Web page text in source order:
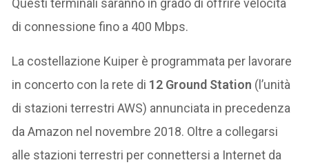
di connessione fino a 400 Mbps.
La costellazione Kuiper è programmata per lavorare
in concerto con la rete di 12 Ground Station (l’unità
di stazioni terrestri AWS) annunciata in precedenza
da Amazon nel novembre 2018. Oltre a collegarsi
alle stazioni terrestri per connettersi a Internet da